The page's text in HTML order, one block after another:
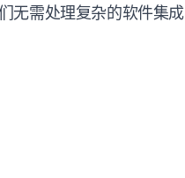
无需处理复杂的软件集